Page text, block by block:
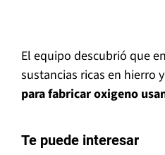
El equipo descubrió que
sustancias ricas en hierro
para fabricar oxigeno
Te puede interesar